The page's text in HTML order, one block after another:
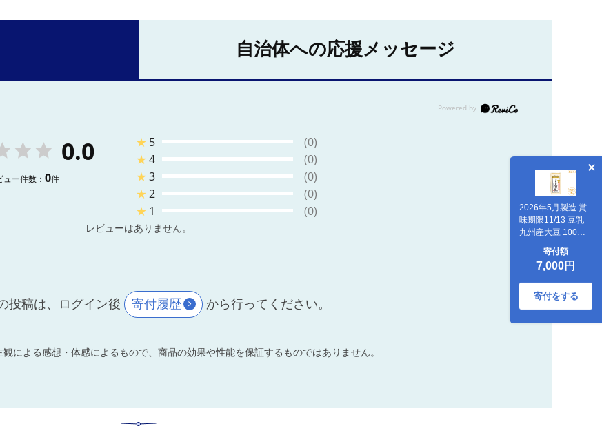
2026年5月製造 賞
味期限11/13 豆乳
九州産大豆 100％
1000ml×6本入り
寄付額
7,000円
寄付をする
自治体への応援メッセージ
0.0
ュー件数： 0件
★ 5
(0)
★4
(0)
★3
(0)
★2
(0)
★ 1 (0)
レビューはありません。
投稿は、ログイン後 寄付履歴 から行ってください。
による感想・体感によるもので、商品の効果や性能を保証するものではありません。